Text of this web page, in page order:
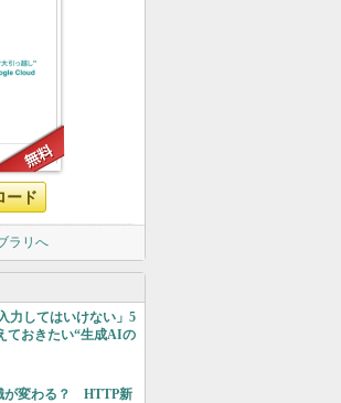
ード
ラリへ
力してはいけない」5
おきたい“生成AIの
が変わる？ HTTP新